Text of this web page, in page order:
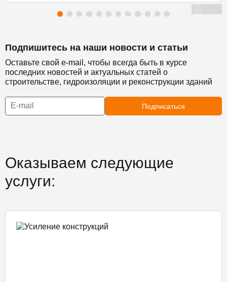
Подпишитесь на наши новости и статьи
Оставьте свой e-mail, чтобы всегда быть в курсе
последних новостей и актуальных статей о
строительстве, гидроизоляции и реконструкции зданий
Подписаться
Оказываем следующие
услуги: